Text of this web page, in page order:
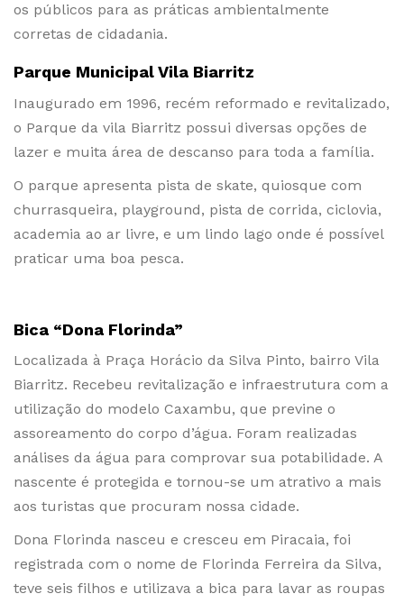
os públicos para as práticas ambientalmente
corretas de cidadania.
Parque Municipal Vila Biarritz
Inaugurado em 1996, recém reformado e revitalizado,
o Parque da vila Biarritz possui diversas opções de
lazer e muita área de descanso para toda a família.
O parque apresenta pista de skate, quiosque com
churrasqueira, playground, pista de corrida, ciclovia,
academia ao ar livre, e um lindo lago onde é possível
praticar uma boa pesca.
Bica “Dona Florinda”
Localizada à Praça Horácio da Silva Pinto, bairro Vila
Biarritz. Recebeu revitalização e infraestrutura com a
utilização do modelo Caxambu, que previne o
assoreamento do corpo d’água. Foram realizadas
análises da água para comprovar sua potabilidade. A
nascente é protegida e tornou-se um atrativo a mais
aos turistas que procuram nossa cidade.
Dona Florinda nasceu e cresceu em Piracaia, foi
registrada com o nome de Florinda Ferreira da Silva,
teve seis filhos e utilizava a bica para lavar as roupas